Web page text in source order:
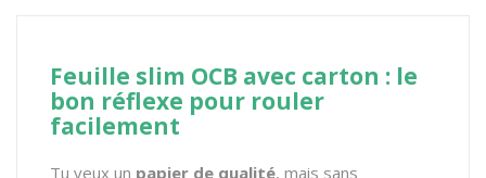
Feuille slim OCB avec carton : le
bon réflexe pour rouler
facilement
Tu veux un papier de qualité, mais sans